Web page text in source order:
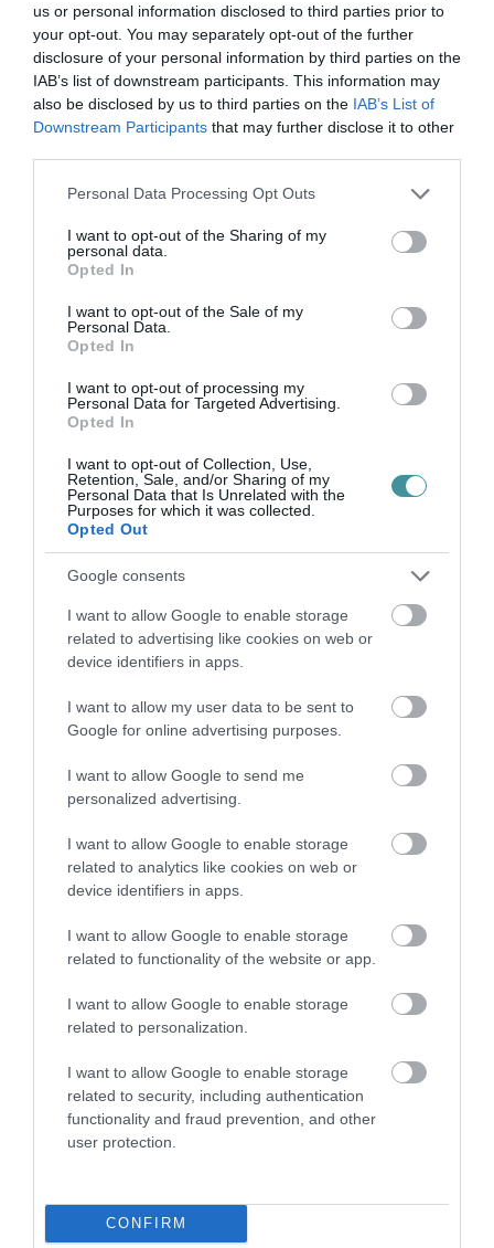
us or personal information disclosed to third parties prior to
your opt-out. You may separately opt-out of the further
disclosure of your personal information by third parties on the
IAB’s list of downstream participants. This information may
also be disclosed by us to third parties on the IAB’s List of
Downstream Participants that may further disclose it to other
Please note that this website/app uses one or more Google
not limited to your visit or usage behaviour. You may click to
grant or deny consent to Google and its third-party tags to
use your data for below specified purposes in below Google
consent section.
Personal Data Processing Opt Outs
I want to opt-out of the Sharing of my
personal data.
Opted In
I want to opt-out of the Sale of my
Personal Data.
Opted In
I want to opt-out of processing my
Personal Data for Targeted Advertising.
Opted In
I want to opt-out of Collection, Use,
Retention, Sale, and/or Sharing of my
Personal Data that Is Unrelated with the
Purposes for which it was collected.
Opted Out
Google consents
I want to allow Google to enable storage
related to advertising like cookies on web or
device identifiers in apps.
I want to allow my user data to be sent to
Google for online advertising purposes.
I want to allow Google to send me
personalized advertising.
I want to allow Google to enable storage
related to analytics like cookies on web or
device identifiers in apps.
I want to allow Google to enable storage
related to functionality of the website or app.
I want to allow Google to enable storage
related to personalization.
I want to allow Google to enable storage
related to security, including authentication
functionality and fraud prevention, and other
user protection.
CONFIRM
Megjelent az örökbefogadással összefüggő eljárásrendet
módosító kormányrendelet a Magyar Közlönyben. Ez alapján az
egyedülállók már a gyakorlatban is csak külön miniszteri
engedéllyel fogadhatnak ö...
VÉGTELEN TÖRTÉNET: ŐSZIG MEGHOSSZABBÍTOTTÁK A
A szombati Magyar Közlönyben megjelent egy kormányrendelet,
miszerint a kormány 2021. szeptember 7-ig újra
meghosszabbította a 2016 márciusa óta fennálló tömeges
bevándorlás okozta válsághelyzetet ...
MEGJELENT A RENDELET AZ IDEI ÉRETTSÉGIRŐL: NÉHÁNY
ESETBEN AZÉRT SZÓBELIK IS LESZNEK
Pénteken jelent meg a Magyar Közlönyben az a rendelet, ami
leírja, hogyan tervezi az idei érettségit a magyar kormány -
értettségi tan...
REGGEL 5 ÓRA ÉS ESTE FÉL 10 KÖZÖTT LEHETNEK MAJD NYITVA
A TERASZOK
2021. április 15|Mindenki ügye
jelenleg is érvényben lévő védelmi intézkedéseket, tehát április
19. után is kötelező lesz a közterületeken a maszkviselés, a
távolságtar...
ÍGY PRÓBÁLJA AZ ORBÁN-KORMÁNY MEGÁLLÍTANI A FÉKTELEN
ÉPÍTŐIPARI DRÁGULÁST
Megjelentek a kormány által már korábban bejelentett
jogszabályok: építőanyagot csak engedéllyel lehet exportálni, az
állam elővételi joggal rendelkezik a termékekre és kiegészítő
bányajáradékot k...
ADOMÁNYOZÁST TILTÓ RENDELETET
2021. július 17| Mindenki ügye
bejelentési kötelezettségét – szúrta ki a HVG. A szabályt július 1-
től vezették be, de csak két hétig élt, a gyakorlatban nem volt idő
RENDELETET ADTAK KI A MŰTÉT ELŐTTI PCR-TESZTRŐL: NÉHÁNY
ESETBEN NEM KELL FIZETNI ÉRTE
2021. augusztus 06|Mindenki ügye
ellátásra csak az mehet a magyar egészségügyben, akinek van
érvény...